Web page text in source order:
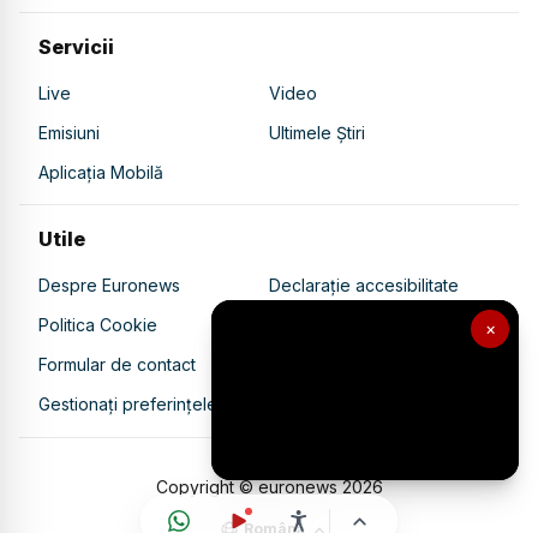
×
Servicii
Live
Video
Emisiuni
Ultimele Știri
Aplicația Mobilă
Utile
Despre Euronews
Declarație accesibilitate
Politica Cookie
Politica de confidențialitate
Formular de contact
Gestionați preferințele
Copyright © euronews2026
Română